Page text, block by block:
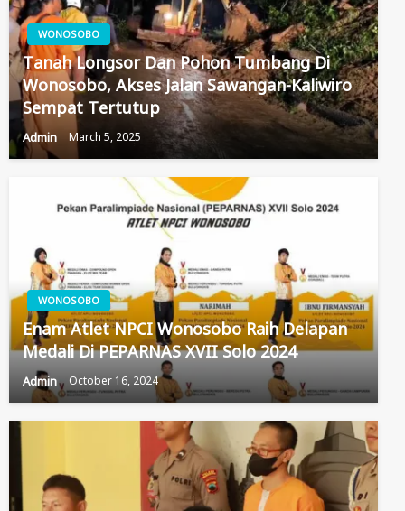
WONOSOBO
Tanah Longsor Dan Pohon Tumbang Di
Wonosobo, Akses Jalan Sawangan-Kaliwiro
Sempat Tertutup
Admin March 5, 2025
WONOSOBO
Enam Atlet NPCI Wonosobo Raih Delapan
Medali Di PEPARNAS XVII Solo 2024
Admin October 16, 2024